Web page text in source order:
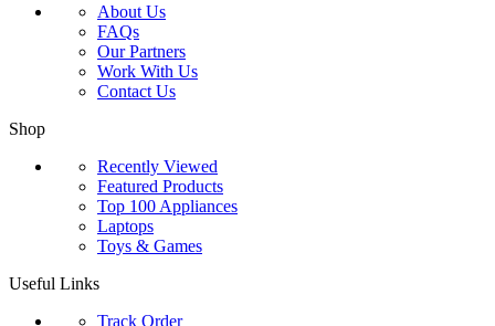
About Us
FAQs
Our Partners
Work With Us
Contact Us
Shop
Recently Viewed
Featured Products
Top 100 Appliances
Laptops
Toys & Games
Useful Links
Track Order